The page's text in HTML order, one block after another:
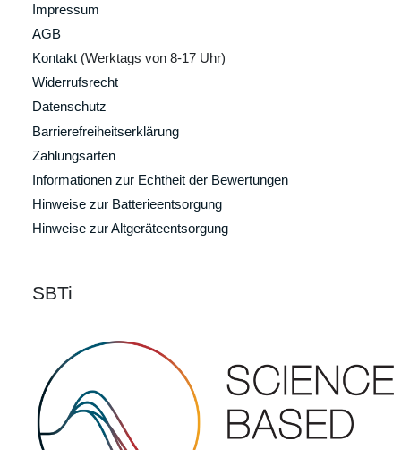
Impressum
AGB
Kontakt (Werktags von 8-17 Uhr)
Widerrufsrecht
Datenschutz
Barrierefreiheitserklärung
Zahlungsarten
Informationen zur Echtheit der Bewertungen
Hinweise zur Batterieentsorgung
Hinweise zur Altgeräteentsorgung
SBTi